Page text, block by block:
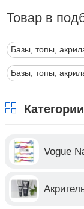
Товар в
Базы, топы,
Базы, топы,
Категории
Vogue